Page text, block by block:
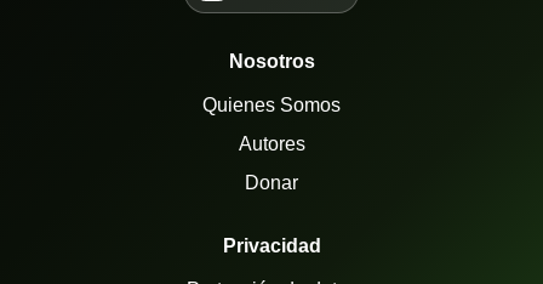
Nosotros
Quienes Somos
Autores
Donar
Privacidad